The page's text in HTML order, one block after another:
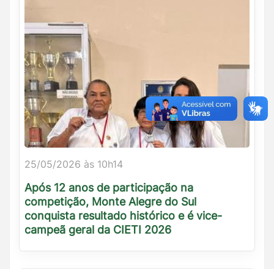
25/05/2026 às 10h14
Após 12 anos de participação na
competição, Monte Alegre do Sul
conquista resultado histórico e é vice-
campeã geral da CIETI 2026